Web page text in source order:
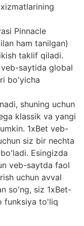
Pinnacle
ham tanilgan)
taklif qiladi.
saytida global
bo'yicha
shuning uchun
klassik va yangi
1xBet veb-
siz bir nechta
Esingizda
veb-saytda faol
uchun avval
so'ng, siz 1xBet-
funksiya to'liq